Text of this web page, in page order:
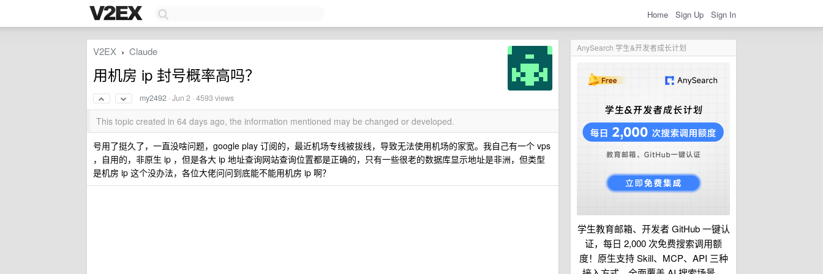
Home Sign Up Sign In
AnySearch 学生&开发者成长计划
学生教育邮箱、开发者 GitHub 一键认
证，每日 2,000 次免费搜索调用额
度！原生支持 Skill、MCP、API 三种
V2EX › Claude
用机房 ip 封号概率高吗？
my2492 ·Jun 2 · 4593 views
This topic created in 64 days ago, the information mentioned may be changed or developed.
号用了挺久了，一直没啥问题，google play 订阅的，最近机场专线被拔线，导致无法使用机场的家宽。我自己有一个 vps
，自用的，非原生 ip ，但是各大 ip 地址查询网站查询位置都是正确的，只有一些很老的数据库显示地址是非洲，但类型
是机房 ip 这个没办法，各位大佬问问到底能不能用机房 ip 啊？